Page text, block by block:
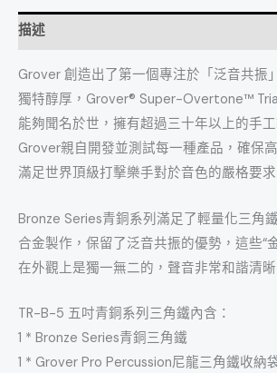
描述
Grover 創造出了第一個專注於「泛音共振
獨特醇厚，Grover® Super-Overtone™
能夠聞名於世，擁有超過三十年以上的手
Grover親自開發並測試每一種產品，確保
滿足世界頂級打擊樂手對於音色的嚴格要求
Bronze Series青銅系列滿足了輕量化三角
合金製作，保留了泛音共振的優勢，這些“
在外觀上是獨一無二的，聲音非常和諧清晰
TR-B-5 五吋青銅系列三角鐵內含：
1 * Bronze Series青銅三角鐵
1 * Grover Pro Percussion尼龍三角鐵收納